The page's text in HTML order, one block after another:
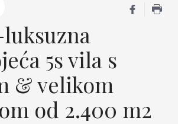
5s vila s
& velikom
od 2.400 m2